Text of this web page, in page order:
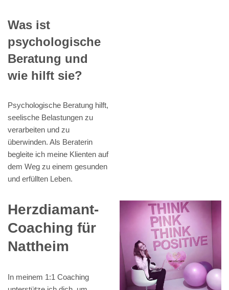
Was ist
psychologische
Beratung und
wie hilft sie?
Psychologische Beratung hilft,
seelische Belastungen zu
verarbeiten und zu
überwinden. Als Beraterin
begleite ich meine Klienten auf
dem Weg zu einem gesunden
und erfüllten Leben.
Herzdiamant-
Coaching für
Nattheim
In meinem 1:1 Coaching